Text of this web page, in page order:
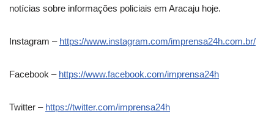
notícias sobre informações policiais em Aracaju hoje.
Instagram – https://www.instagram.com/imprensa24h.com.br/
Facebook – https://www.facebook.com/imprensa24h
Twitter – https://twitter.com/imprensa24h